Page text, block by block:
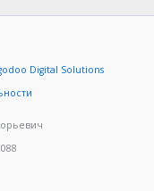
Digital Solutions